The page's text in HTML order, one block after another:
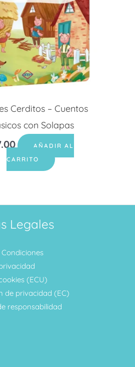
Cerditos – Cuentos
con Solapas
AÑADIR AL
CARRITO
Legales
(ECU)
de privacidad (EC)
responsabilidad